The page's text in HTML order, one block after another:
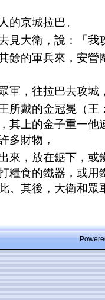
的京城拉巴。
見大衛，說：「我
餘的軍兵來，安
軍，往拉巴去攻城
所戴的金冠冕（
其上的金子重一
多財物，
來，放在鋸下，
糧食的鐵器，或
。其後，大衛和眾